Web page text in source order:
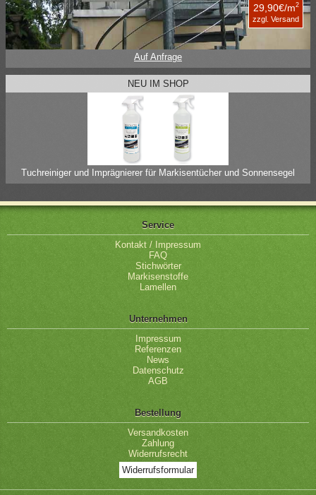
29,90€/m2
zzgl. Versand
Auf Anfrage
NEU IM SHOP
Tuchreiniger und Imprägnierer für Markisentücher und Sonnensegel
Service
Kontakt / Impressum
FAQ
Stichwörter
Markisenstoffe
Lamellen
Unternehmen
Impressum
Referenzen
News
Datenschutz
AGB
Bestellung
Versandkosten
Zahlung
Widerrufsrecht
Widerrufsformular